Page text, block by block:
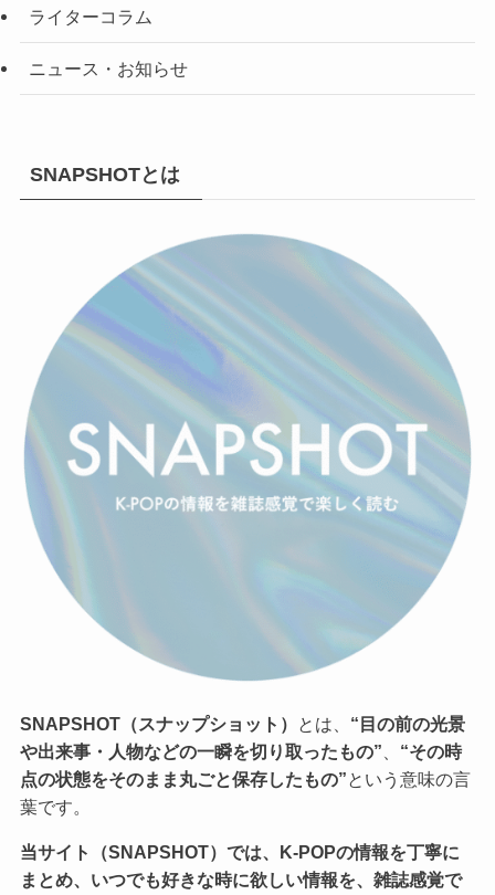
ライターコラム
ニュース・お知らせ
SNAPSHOTとは
SNAPSHOT（スナップショット） とは、 “目の前の光景
や出来事・人物などの一瞬を切り取ったもの”
“その時
点の状態をそのまま丸ごと保存したもの”という意味の言
葉です。
当サイト（SNAPSHOT）では、K-POPの情報を丁寧に
まとめ、いつでも好きな時に欲しい情報を、雑誌感覚で